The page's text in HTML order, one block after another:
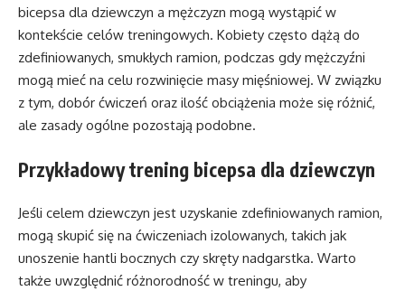
bicepsa dla dziewczyn a mężczyzn mogą wystąpić w
kontekście celów treningowych. Kobiety często dążą do
zdefiniowanych, smukłych ramion, podczas gdy mężczyźni
mogą mieć na celu rozwinięcie masy mięśniowej. W związku
z tym, dobór ćwiczeń oraz ilość obciążenia może się różnić,
ale zasady ogólne pozostają podobne.
Przykładowy trening bicepsa dla dziewczyn
Jeśli celem dziewczyn jest uzyskanie zdefiniowanych ramion,
mogą skupić się na ćwiczeniach izolowanych, takich jak
unoszenie hantli bocznych czy skręty nadgarstka. Warto
także uwzględnić różnorodność w treningu, aby